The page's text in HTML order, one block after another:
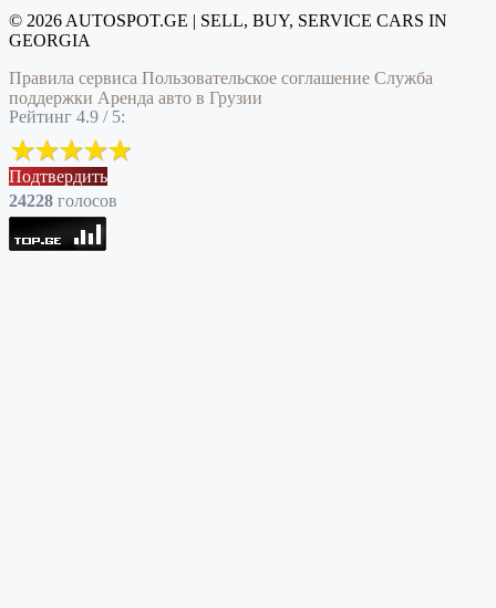
© 2026 AUTOSPOT.GE | SELL, BUY, SERVICE CARS IN
GEORGIA
Правила сервиса Пользовательское соглашение Служба
поддержки Аренда авто в Грузии
Рейтинг 4.9 / 5:
Подтвердить
24228 голоcов